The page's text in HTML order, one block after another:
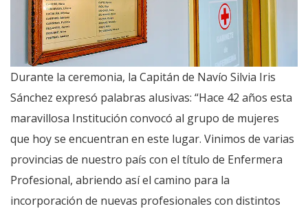
Durante la ceremonia, la Capitán de Navío Silvia Iris
Sánchez expresó palabras alusivas: “Hace 42 años esta
maravillosa Institución convocó al grupo de mujeres
que hoy se encuentran en este lugar. Vinimos de varias
provincias de nuestro país con el título de Enfermera
Profesional, abriendo así el camino para la
incorporación de nuevas profesionales con distintos